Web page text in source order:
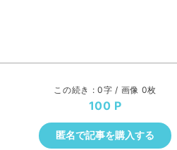
この続き : 0字 / 画像 0枚
100
匿名で記事を購入する